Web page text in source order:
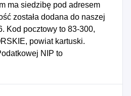
ma siedzibę pod adresem
została dodana do naszej
Kod pocztowy to 83-300,
powiat kartuski.
NIP to
identyfikacyjny REGON dla